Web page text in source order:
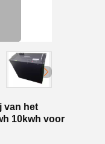
van het
10kwh voor